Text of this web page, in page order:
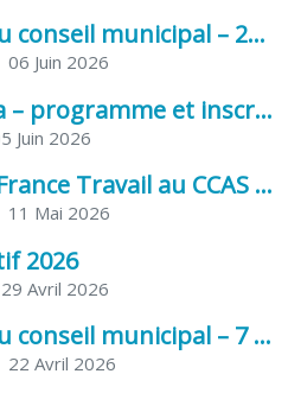
Compte rendu conseil municipal – 21 avril 2026
06 Juin 2026
Tribu de Nava – programme et inscriptions été 2026
Juin 2026
Permanence France Travail au CCAS de Saujon Juin 2026
11 Mai 2026
2026
Avril 2026
Compte rendu conseil municipal – 7 avril 2026
22 Avril 2026